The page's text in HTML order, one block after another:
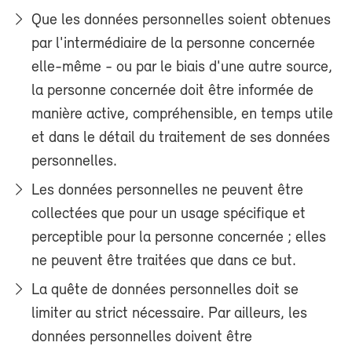
Que les données personnelles soient obtenues
par l'intermédiaire de la personne concernée
elle-même - ou par le biais d'une autre source,
la personne concernée doit être informée de
manière active, compréhensible, en temps utile
et dans le détail du traitement de ses données
personnelles.
Les données personnelles ne peuvent être
collectées que pour un usage spécifique et
perceptible pour la personne concernée ; elles
ne peuvent être traitées que dans ce but.
La quête de données personnelles doit se
limiter au strict nécessaire. Par ailleurs, les
données personnelles doivent être